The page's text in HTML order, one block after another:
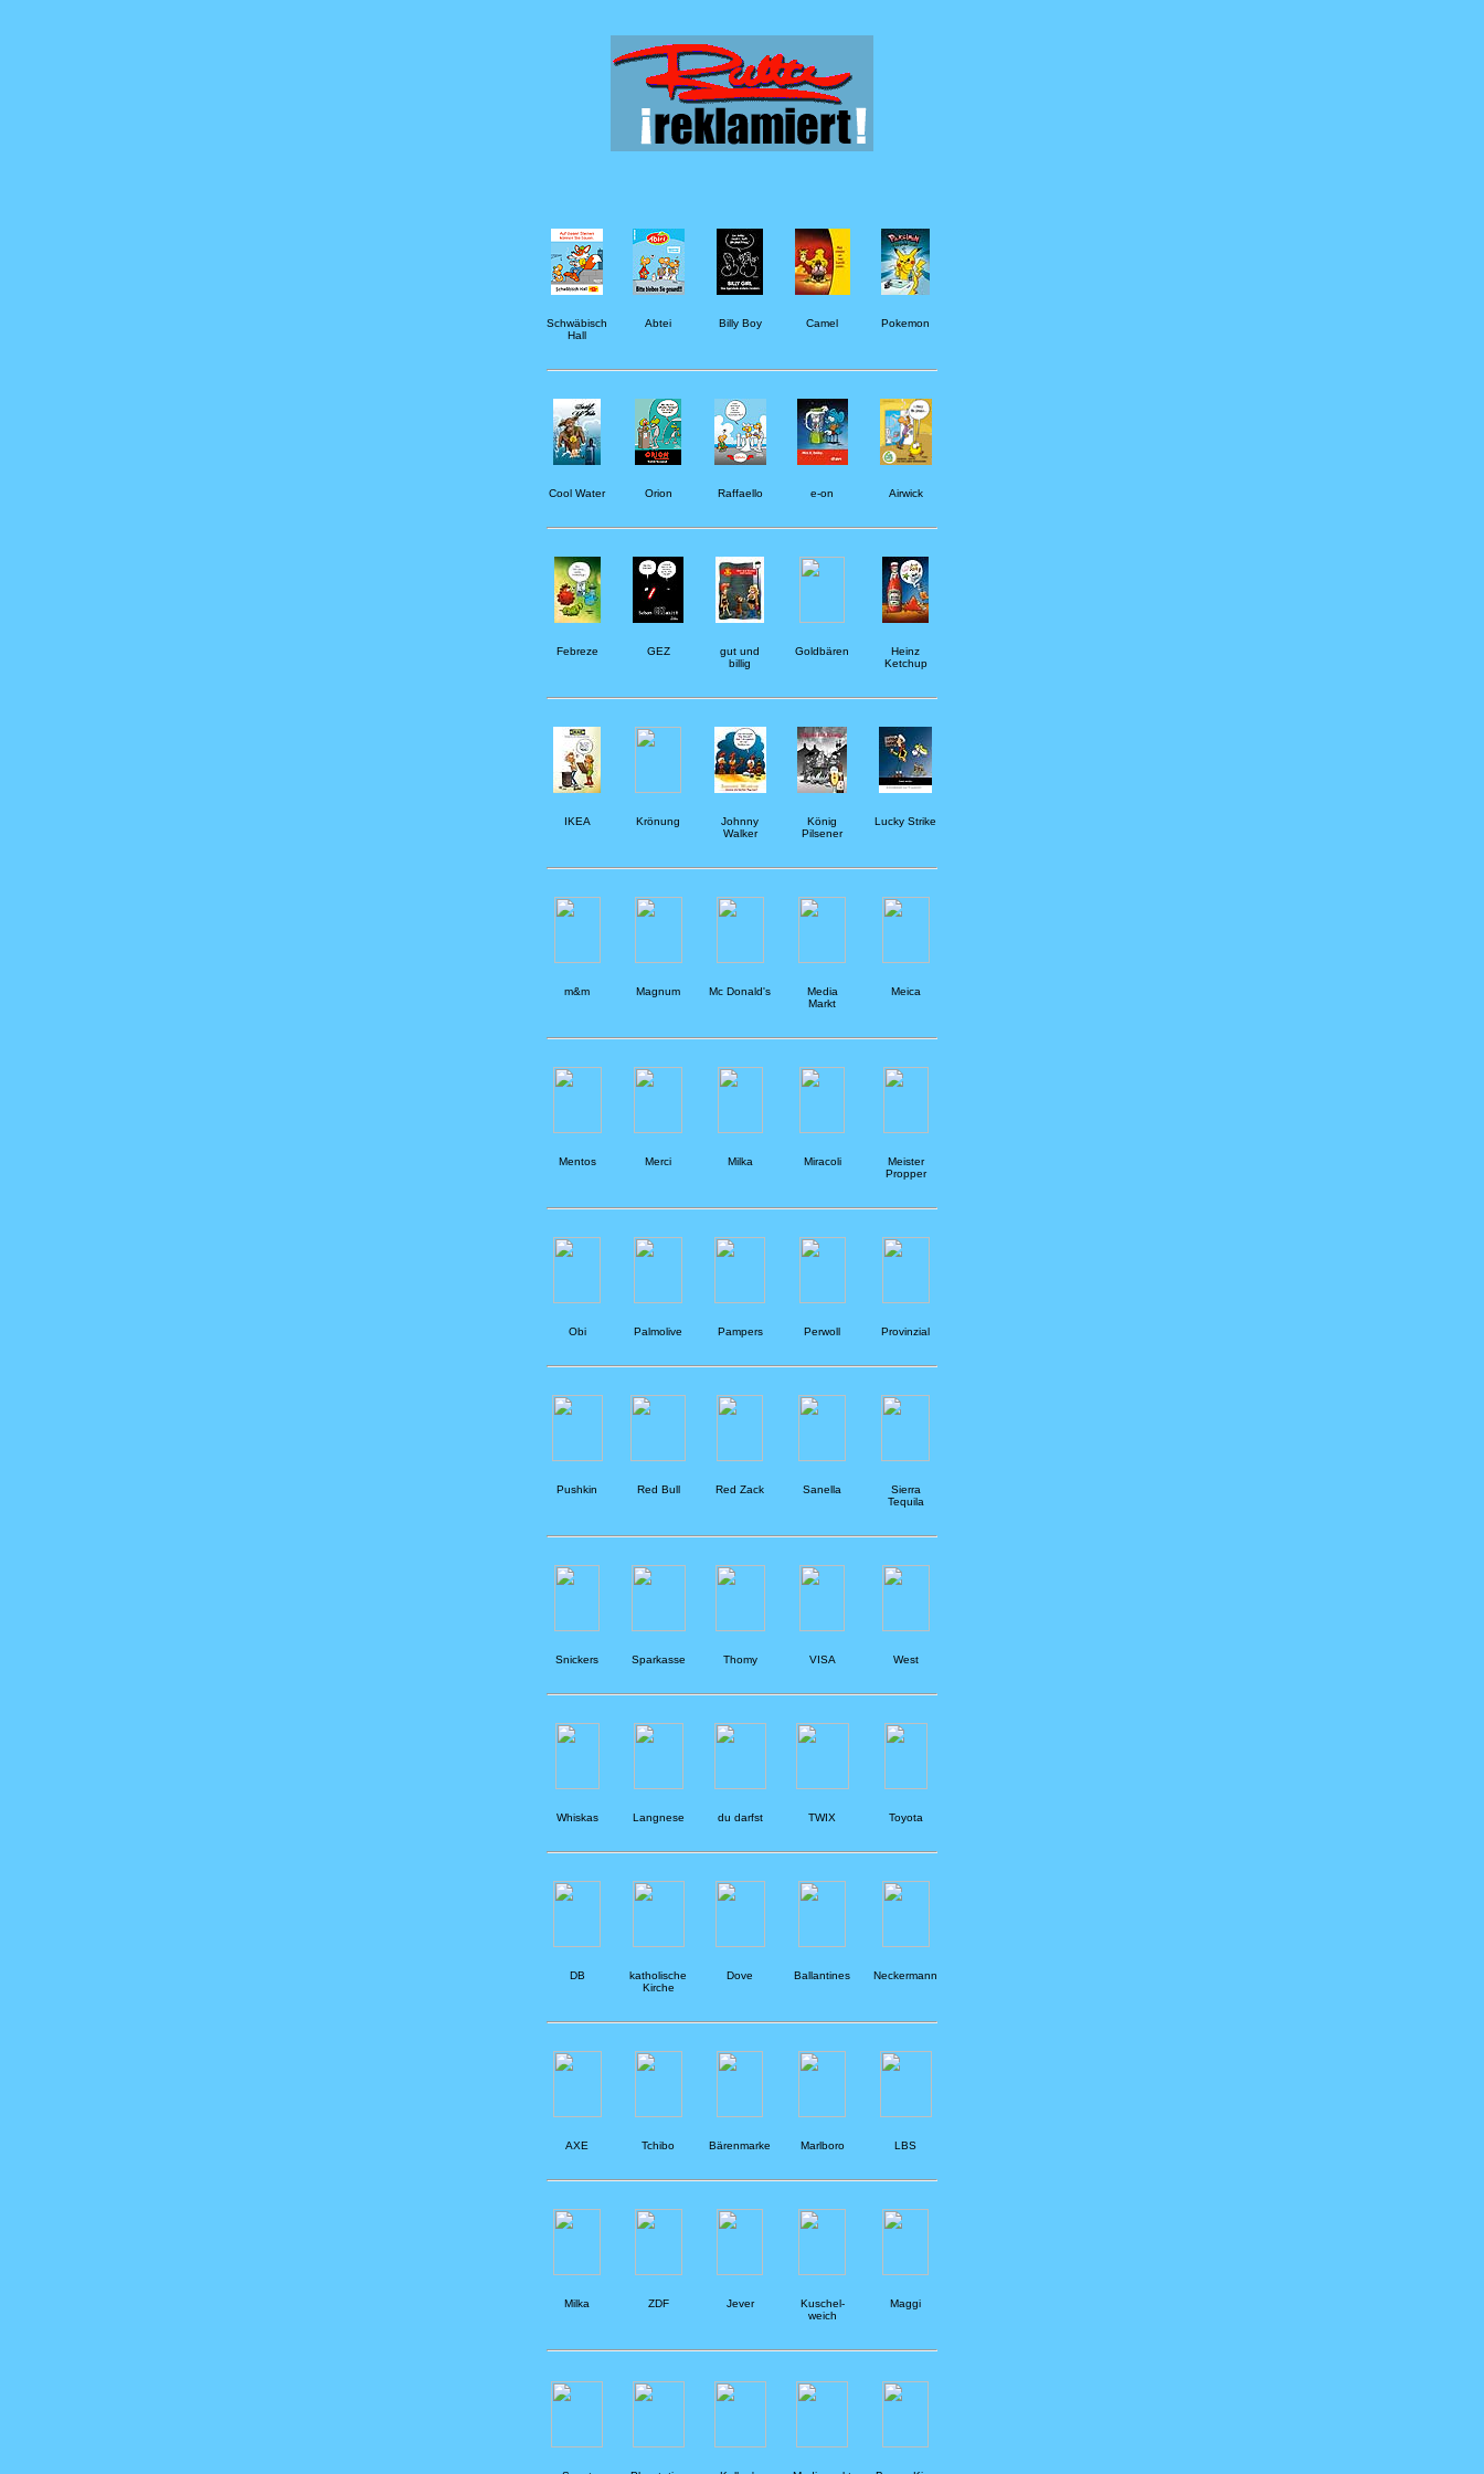
Schwäbisch
Hall
Abtei Billy Boy Camel Pokemon
Cool Water Orion Raffaello e-on Airwick
Febreze GEZ
gut und
billig
Goldbären
Heinz
Ketchup
IKEA Krönung
Johnny
Walker
König
Pilsener
Lucky Strike
m&m Magnum Mc Donald's
Media
Markt
Meica
Mentos Merci Milka Miracoli
Meister
Propper
Obi Palmolive Pampers Perwoll Provinzial
Pushkin Red Bull Red Zack Sanella
Sierra
Tequila
Snickers Sparkasse Thomy VISA West
Whiskas Langnese du darfst TWIX Toyota
DB
katholische
Kirche
Dove Ballantines Neckermann
AXE Tchibo Bärenmarke Marlboro LBS
Milka ZDF Jever
Kuschel-
weich
Maggi